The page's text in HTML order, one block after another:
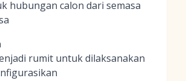
hubungan calon dari semasa
rumit untuk dilaksanakan